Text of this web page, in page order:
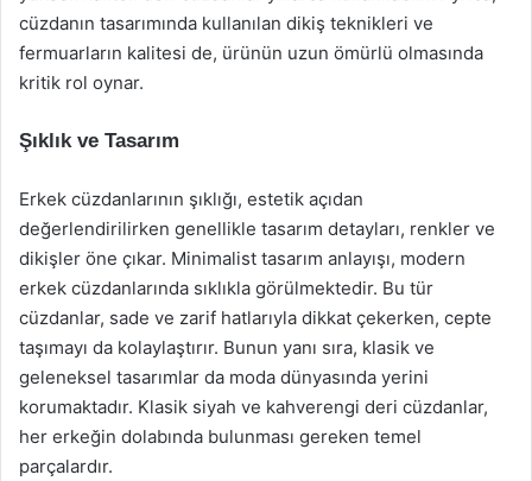
cüzdanın tasarımında kullanılan dikiş teknikleri ve
fermuarların kalitesi de, ürünün uzun ömürlü olmasında
kritik rol oynar.
Şıklık ve Tasarım
Erkek cüzdanlarının şıklığı, estetik açıdan
değerlendirilirken genellikle tasarım detayları, renkler ve
dikişler öne çıkar. Minimalist tasarım anlayışı, modern
erkek cüzdanlarında sıklıkla görülmektedir. Bu tür
cüzdanlar, sade ve zarif hatlarıyla dikkat çekerken, cepte
taşımayı da kolaylaştırır. Bunun yanı sıra, klasik ve
geleneksel tasarımlar da moda dünyasında yerini
korumaktadır. Klasik siyah ve kahverengi deri cüzdanlar,
her erkeğin dolabında bulunması gereken temel
parçalardır.